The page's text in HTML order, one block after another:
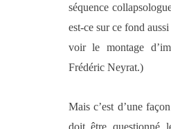
séquence
est-ce sur ce fond
voir le montage
Frédéric Neyrat.)
Mais c’est d’une
doit être questionné